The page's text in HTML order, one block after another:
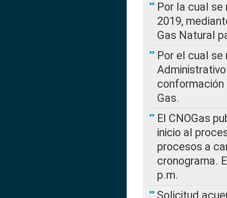
Por la cual
2019,
Gas Natural
Por el cual
conformación
Gas.
El CNOGas
inicio al
procesos a
cronograma.
p.m.
Solicitud